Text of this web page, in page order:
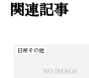
関連記事
日常その他